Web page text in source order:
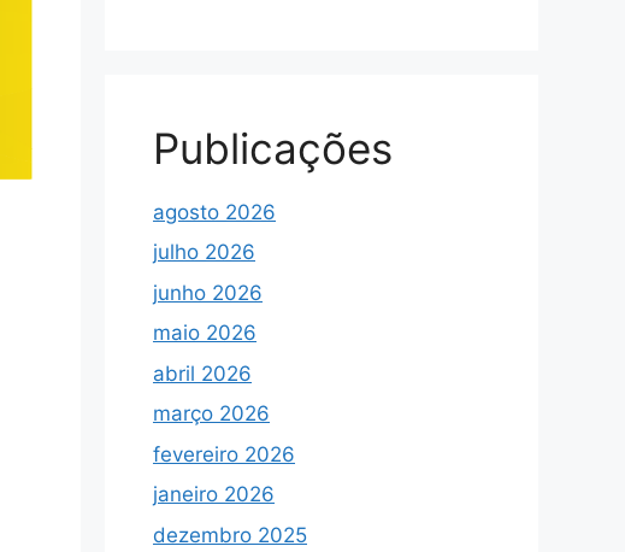
Publicações
agosto 2026
julho 2026
junho 2026
maio 2026
abril 2026
março 2026
fevereiro 2026
janeiro 2026
dezembro 2025